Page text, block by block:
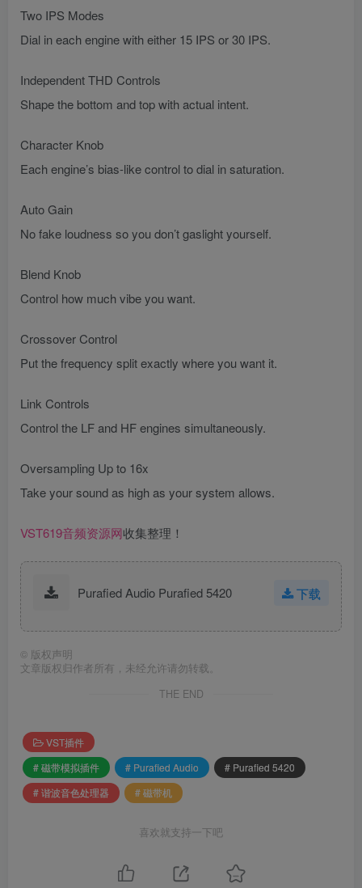
Two IPS Modes
Dial in each engine with either 15 IPS or 30 IPS.
Independent THD Controls
Shape the bottom and top with actual intent.
Character Knob
Each engine’s bias-like control to dial in saturation.
Auto Gain
No fake loudness so you don’t gaslight yourself.
Blend Knob
Control how much vibe you want.
Crossover Control
Put the frequency split exactly where you want it.
Link Controls
Control the LF and HF engines simultaneously.
Oversampling Up to 16x
Take your sound as high as your system allows.
VST619音频资源网收集整理！
Purafied Audio Purafied 5420 下载
© 版权声明
文章版权归作者所有，未经允许请勿转载。
THE END
VST插件
# 磁带模拟插件
# Purafied Audio
# Purafied 5420
# 谐波音色处理器
# 磁带机
喜欢就支持一下吧